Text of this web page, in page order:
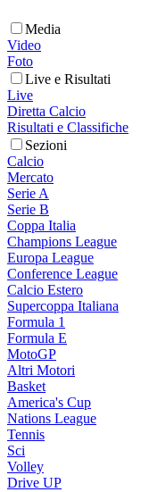
Media
Video
Foto
Live e Risultati
Live
Diretta Calcio
Risultati e Classifiche
Sezioni
Calcio
Mercato
Serie A
Serie B
Coppa Italia
Champions League
Europa League
Conference League
Calcio Estero
Supercoppa Italiana
Formula 1
Formula E
MotoGP
Altri Motori
Basket
America's Cup
Nations League
Tennis
Sci
Volley
Drive UP